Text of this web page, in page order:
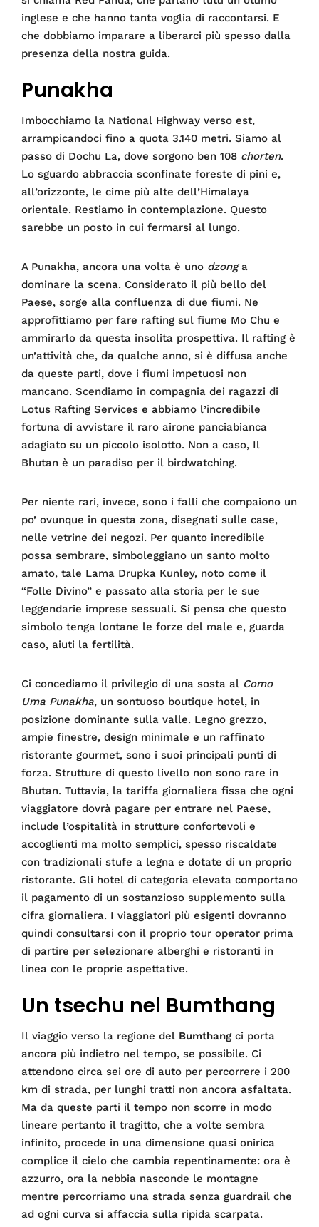
inglese e che hanno tanta voglia di raccontarsi. E
che dobbiamo imparare a liberarci più spesso dalla
presenza della nostra guida.
Punakha
Imbocchiamo la National Highway verso est,
arrampicandoci fino a quota 3.140 metri. Siamo al
passo di Dochu La, dove sorgono ben 108 chorten.
Lo sguardo abbraccia sconfinate foreste di pini e,
all’orizzonte, le cime più alte dell’Himalaya
orientale. Restiamo in contemplazione. Questo
sarebbe un posto in cui fermarsi al lungo.
A Punakha, ancora una volta è uno dzonga
dominare la scena. Considerato il più bello del
Paese, sorge alla confluenza di due fiumi. Ne
approfittiamo per fare rafting sul fiume Mo Chu e
ammirarlo da questa insolita prospettiva. Il rafting è
un’attività che, da qualche anno, si è diffusa anche
da queste parti, dove i fiumi impetuosi non
mancano. Scendiamo in compagnia dei ragazzi di
Lotus Rafting Services e abbiamo l’incredibile
fortuna di avvistare il raro airone panciabianca
adagiato su un piccolo isolotto. Non a caso, Il
Bhutan è un paradiso per il birdwatching.
Per niente rari, invece, sono i falli che compaiono un
po’ ovunque in questa zona, disegnati sulle case,
nelle vetrine dei negozi. Per quanto incredibile
possa sembrare, simboleggiano un santo molto
amato, tale Lama Drupka Kunley, noto come il
“Folle Divino” e passato alla storia per le sue
leggendarie imprese sessuali. Si pensa che questo
simbolo tenga lontane le forze del male e, guarda
caso, aiuti la fertilità.
Ci concediamo il privilegio di una sosta al Como
Uma Punakha, un sontuoso boutique hotel, in
posizione dominante sulla valle. Legno grezzo,
ampie finestre, design minimale e un raffinato
ristorante gourmet, sono i suoi principali punti di
forza. Strutture di questo livello non sono rare in
Bhutan. Tuttavia, la tariffa giornaliera fissa che ogni
viaggiatore dovrà pagare per entrare nel Paese,
include l’ospitalità in strutture confortevoli e
accoglienti ma molto semplici, spesso riscaldate
con tradizionali stufe a legna e dotate di un proprio
ristorante. Gli hotel di categoria elevata comportano
il pagamento di un sostanzioso supplemento sulla
cifra giornaliera. I viaggiatori più esigenti dovranno
quindi consultarsi con il proprio tour operator prima
di partire per selezionare alberghi e ristoranti in
linea con le proprie aspettative.
Un tsechu nel Bumthang
Il viaggio verso la regione del Bumthangci porta
ancora più indietro nel tempo, se possibile. Ci
attendono circa sei ore di auto per percorrere i 200
km di strada, per lunghi tratti non ancora asfaltata.
Ma da queste parti il tempo non scorre in modo
lineare pertanto il tragitto, che a volte sembra
infinito, procede in una dimensione quasi onirica
complice il cielo che cambia repentinamente: ora è
azzurro, ora la nebbia nasconde le montagne
mentre percorriamo una strada senza guardrail che
ad ogni curva si affaccia sulla ripida scarpata.